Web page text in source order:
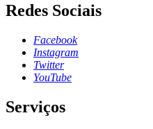
Redes Sociais
Facebook
Instagram
Twitter
YouTube
Serviços